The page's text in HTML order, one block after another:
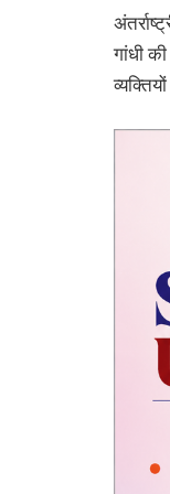
गांधी